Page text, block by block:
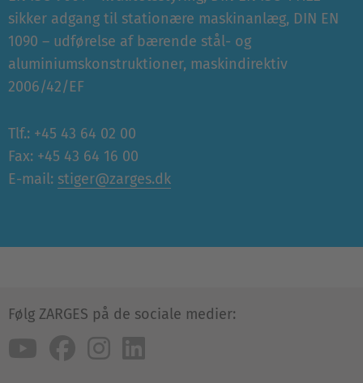
sikker adgang til stationære maskinanlæg, DIN EN
1090 – udførelse af bærende stål- og
aluminiumskonstruktioner, maskindirektiv
2006/42/EF
Tlf.: +45 43 64 02 00
Fax: +45 43 64 16 00
E-mail: stiger@zarges.dk
Følg ZARGES på de sociale medier: